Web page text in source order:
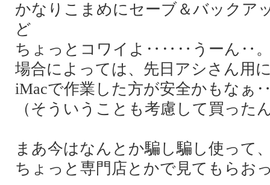
かなりこまめにセーブ＆バックア
ど
ちょっとコワイよ‥‥‥うーん‥
場合によっては、先日アシさん用
iMacで作業した方が安全かもな
（そういうことも考慮して買った
まあ今はなんとか騙し騙し使って
ちょっと専門店とかで見てもら